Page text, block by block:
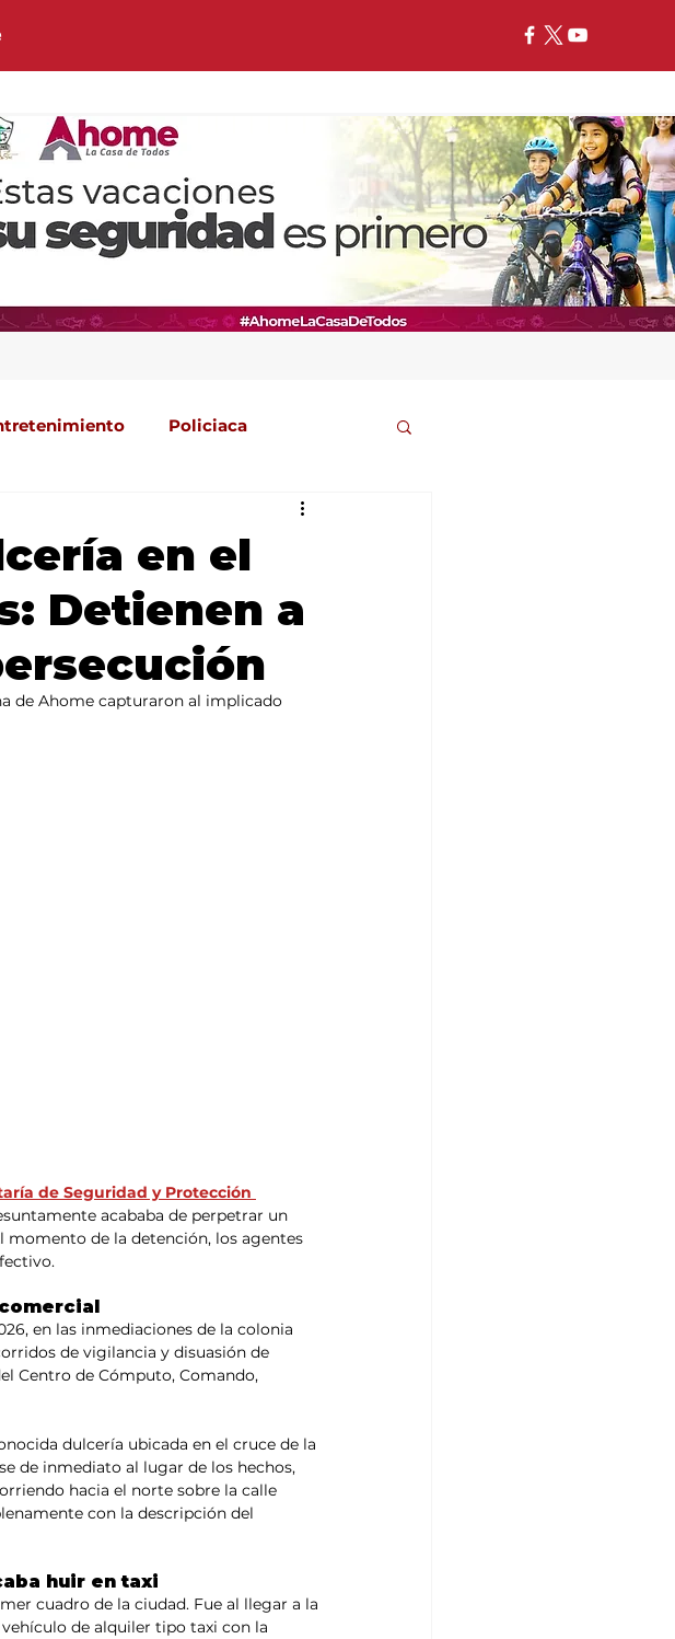
Policiaca
en el
Detienen a
de Ahome capturaron al implicado
de Seguridad y Protección
acababa de perpetrar un
momento de la detención, los agentes
en las inmediaciones de la colonia
de vigilancia y disuasión de
Centro de Cómputo, Comando,
dulcería ubicada en el cruce de la
de inmediato al lugar de los hechos,
hacia el norte sobre la calle
con la descripción del
huir en taxi
cuadro de la ciudad. Fue al llegar a la
de alquiler tipo taxi con la